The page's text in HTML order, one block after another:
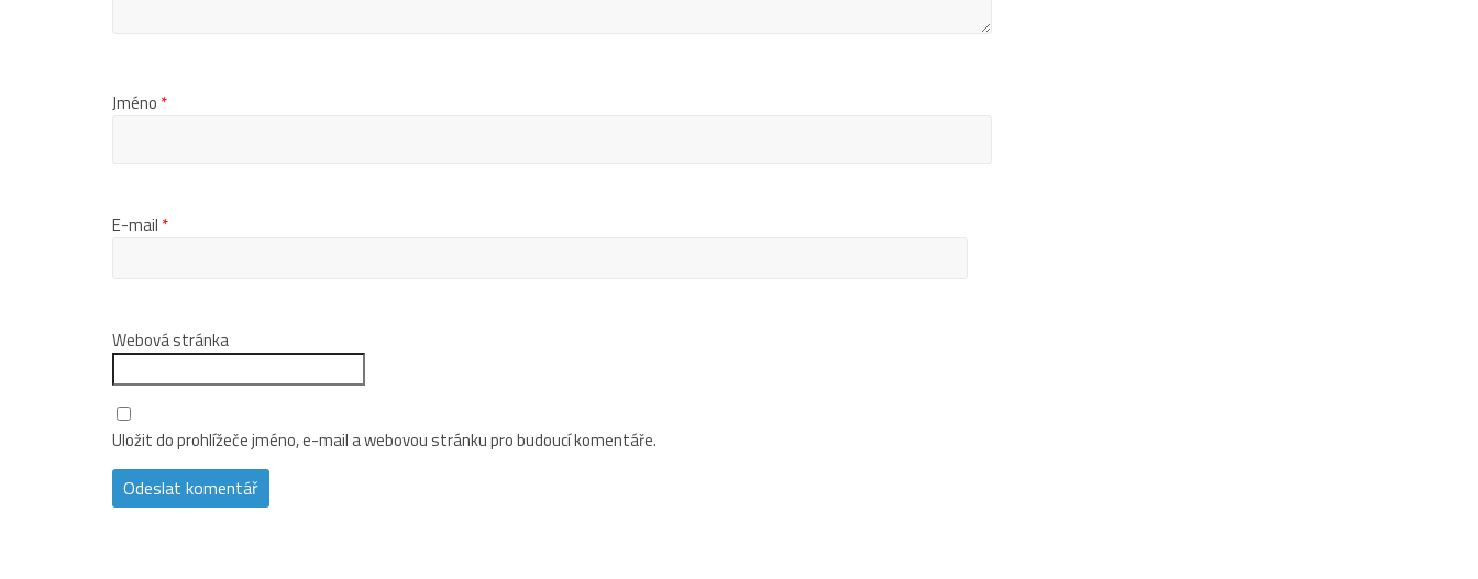
Jméno *
E-mail *
Webová stránka
Uložit do prohlížeče jméno, e-mail a webovou stránku pro budoucí komentáře.